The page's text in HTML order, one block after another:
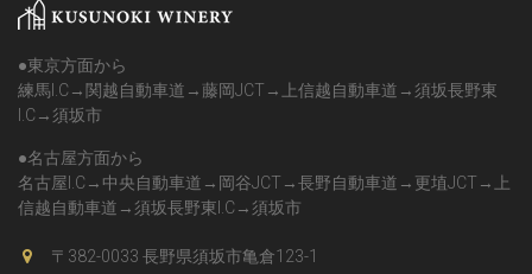
●東京方面から
練馬I.C→関越自動車道→藤岡JCT→上信越自動車道→須坂長野東
I.C→須坂市
●名古屋方面から
名古屋I.C→中央自動車道→岡谷JCT→長野自動車道→更埴JCT→上
信越自動車道→須坂長野東I.C→須坂市
〒382-0033 長野県須坂市亀倉123-1